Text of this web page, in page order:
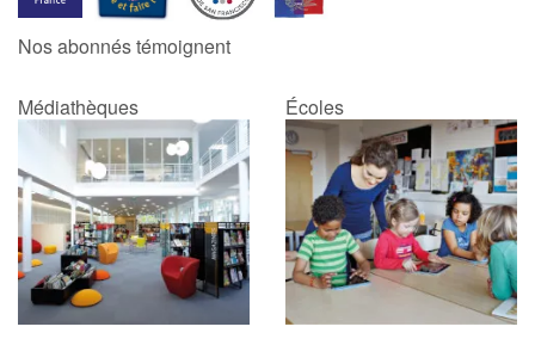
Nos abonnés témoignent
Médiathèques Écoles